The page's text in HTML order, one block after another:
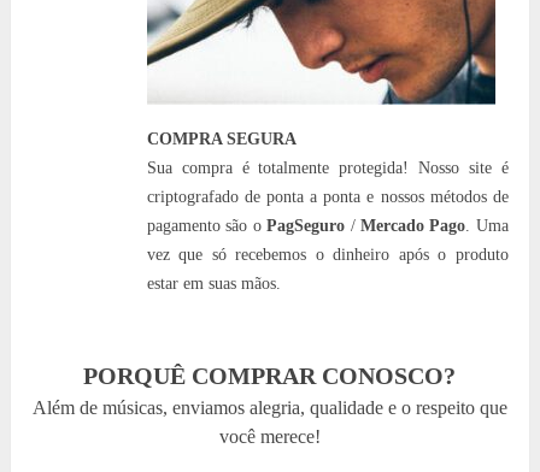
COMPRA SEGURA
Sua compra é totalmente protegida! Nosso site é
criptografado de ponta a ponta e nossos métodos de
pagamento são oPagSeguro /Mercado Pago. Uma
vez que só recebemos o dinheiro após o produto
estar em suas mãos.
PORQUÊ COMPRAR CONOSCO?
Além de músicas, enviamos alegria, qualidade e o respeito que
você merece!